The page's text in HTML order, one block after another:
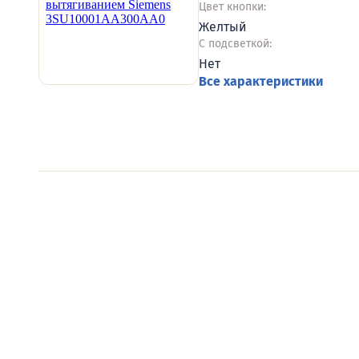
Цвет кнопки:
Желтый
С подсветкой:
Нет
Все характеристики